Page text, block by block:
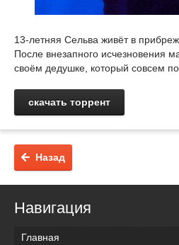
13-летняя Сельва живёт в
После внезапного исчезновения
своём дедушке, который совсем
скачать торрент
Назад
Навигация
Главная